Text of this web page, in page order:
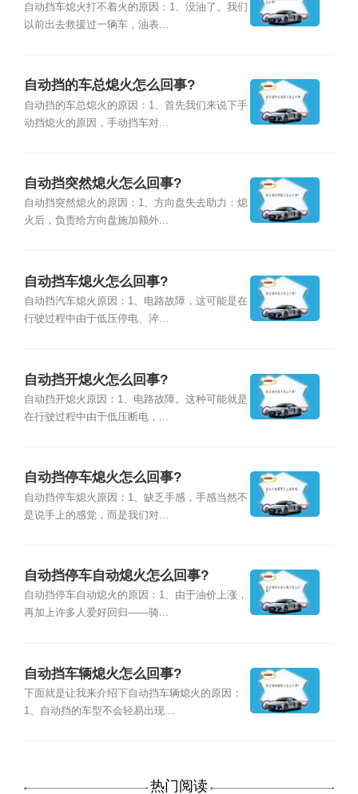
自动挡车熄火打不着火的原因：1、没油了。我们
以前出去救援过一辆车，油表...
自动挡的车总熄火怎么回事?
自动挡的车总熄火的原因：1、首先我们来说下手
动挡熄火的原因，手动挡车对...
自动挡突然熄火怎么回事?
自动挡突然熄火的原因：1、方向盘失去助力：熄
火后，负责给方向盘施加额外...
自动挡车熄火怎么回事?
自动挡汽车熄火原因：1、电路故障，这可能是在
行驶过程中由于低压停电、淬...
自动挡开熄火怎么回事?
自动挡开熄火原因：1、电路故障。这种可能就是
在行驶过程中由于低压断电，...
自动挡停车熄火怎么回事?
自动挡停车熄火原因：1、缺乏手感，手感当然不
是说手上的感觉，而是我们对...
自动挡停车自动熄火怎么回事?
自动挡停车自动熄火的原因：1、由于油价上涨，
再加上许多人爱好回归——骑...
自动挡车辆熄火怎么回事?
下面就是让我来介绍下自动挡车辆熄火的原因：
1、自动挡的车型不会轻易出现...
热门阅读